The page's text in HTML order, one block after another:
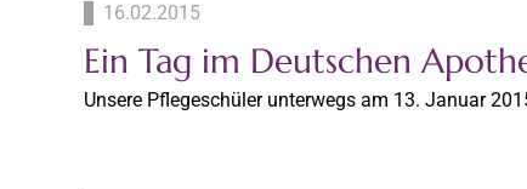
16.02.2015
Ein Tag im Deutschen
Unsere Pflegeschüler unterwegs am 13. Januar